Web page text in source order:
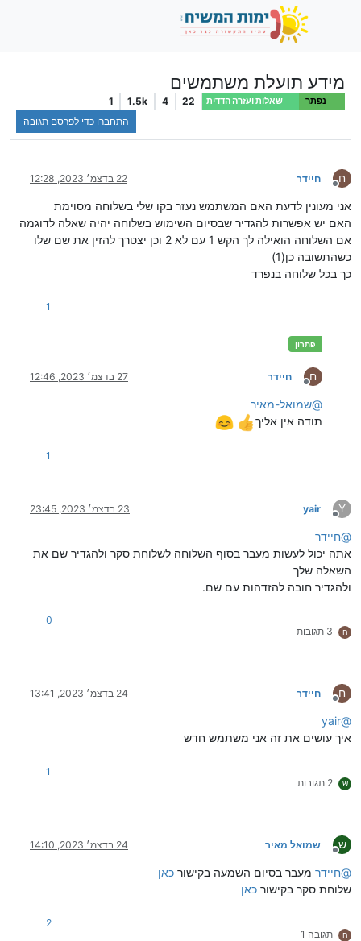
מידע תועלת משתמשים
נפתר שאלות ועזרה הדדית 22
4
1.5k
1
התחברו כדי לפרסם תגובה
ח
מנותק
חיידר 22 בדצמ׳ 2023, 12:28
אני מעונין לדעת האם המשתמש נעזר בקו שלי בשלוחה מסוימת
האם יש אפשרות להגדיר שבסיום השימוש בשלוחה יהיה שאלה לדוגמה
אם השלוחה הואילה לך הקש 1 עם לא 2 וכן יצטרך להזין את שם שלו
כשהתשובה כן(1)
כך בכל שלוחה בנפרד
1
ח
מנותק
חיידר 27 בדצמ׳ 2023, 12:46
@שמואל-מאיר
תודה אין אליך
1
Y
מנותק
yair 23 בדצמ׳ 2023, 23:45
@חיידר
אתה יכול לעשות מעבר בסוף השלוחה לשלוחת סקר ולהגדיר שם את
השאלה שלך
ולהגדיר חובה להזדהות עם שם.
ח 3 תגובות
0
ח
מנותק
חיידר 24 בדצמ׳ 2023, 13:41
@
yair
איך עושים את זה אני משתמש חדש
ש 2 תגובות
1
ש
מנותק
שמואל מאיר 24 בדצמ׳ 2023, 14:10
@חיידר מעבר בסיום השמעה בקישור כאן
שלוחת סקר בקישור כאן
ח תגובה 1
2